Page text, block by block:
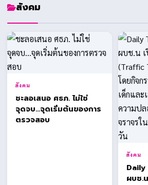
สังคม
สังคม
ชะลอเสนอ ศธภ. ไม่ใช่
จุดจบ...จุดเริ่มต้นของการ
ตรวจสอบ
สังคม
ผบช.